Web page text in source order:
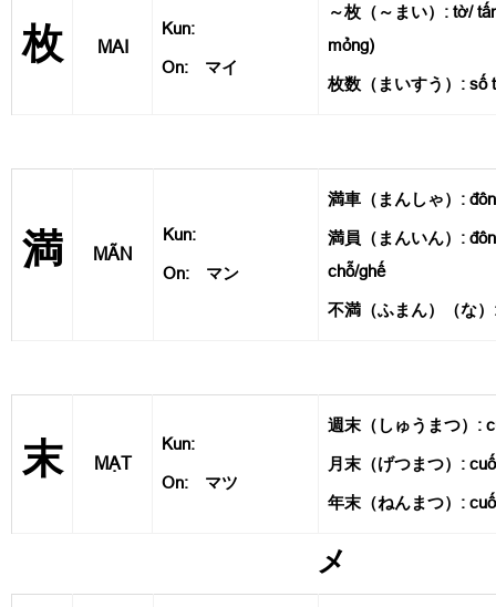
枚 MAI
Kun:
On: マイ
～枚（～まい）: tờ/
mỏng)
枚数（まいすう）: số
満 MÃN
Kun:
On: マン
満車（まんしゃ）:
満員（まんいん）:
chỗ/ghế
不満（ふまん）（な
末 MẠT
Kun:
On: マツ
週末（しゅうまつ）:
月末（げつまつ）:
年末（ねんまつ）:
メ